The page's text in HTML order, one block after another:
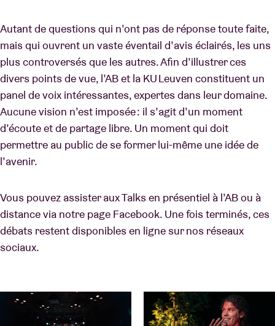
Autant de questions qui n’ont pas de réponse toute faite,
mais qui ouvrent un vaste éventail d’avis éclairés, les uns
plus controversés que les autres. Afin d’illustrer ces
divers points de vue, l’AB et la KU Leuven constituent un
panel de voix intéressantes, expertes dans leur domaine.
Aucune vision n’est imposée : il s’agit d’un moment
d’écoute et de partage libre. Un moment qui doit
permettre au public de se former lui-même une idée de
l’avenir.
Vous pouvez assister aux Talks en présentiel à l’AB ou à
distance via notre page Facebook. Une fois terminés, ces
débats restent disponibles en ligne sur nos réseaux
sociaux.